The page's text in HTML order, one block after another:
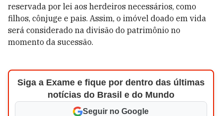
reservada por lei aos herdeiros necessários, como
filhos, cônjuge e pais. Assim, o imóvel doado em vida
será considerado na divisão do patrimônio no
momento da sucessão.
Siga a Exame e fique por dentro das últimas
notícias do Brasil e do Mundo
Seguir no Google